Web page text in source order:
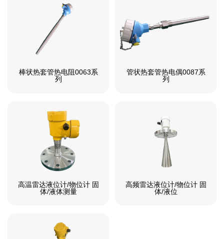
棒状热套管热电阻0063系
列
管状热套管热电偶0087系
列
高温雷达液位计/物位计 固
体/液体测量
高频雷达液位计/物位计 固
体/液位